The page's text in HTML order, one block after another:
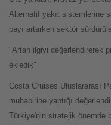
Alternatif yakıt sistemlerine
payı artarken sektör
"Artan ilgiyi değerlendirerek
ekledik"
Costa Cruises Uluslararası
muhabirine yaptığı
Türkiye'nin stratejik önemde